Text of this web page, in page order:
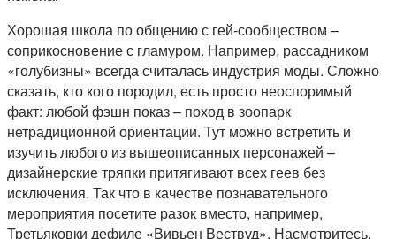
Хорошая школа по общению с гей-сообществом –
соприкосновение с гламуром. Например, рассадником
«голубизны» всегда считалась индустрия моды. Сложно
сказать, кто кого породил, есть просто неоспоримый
факт: любой фэшн показ – поход в зоопарк
нетрадиционной ориентации. Тут можно встретить и
изучить любого из вышеописанных персонажей –
дизайнерские тряпки притягивают всех геев без
исключения. Так что в качестве познавательного
мероприятия посетите разок вместо, например,
Третьяковки дефиле «Вивьен Вествуд». Насмотритесь,